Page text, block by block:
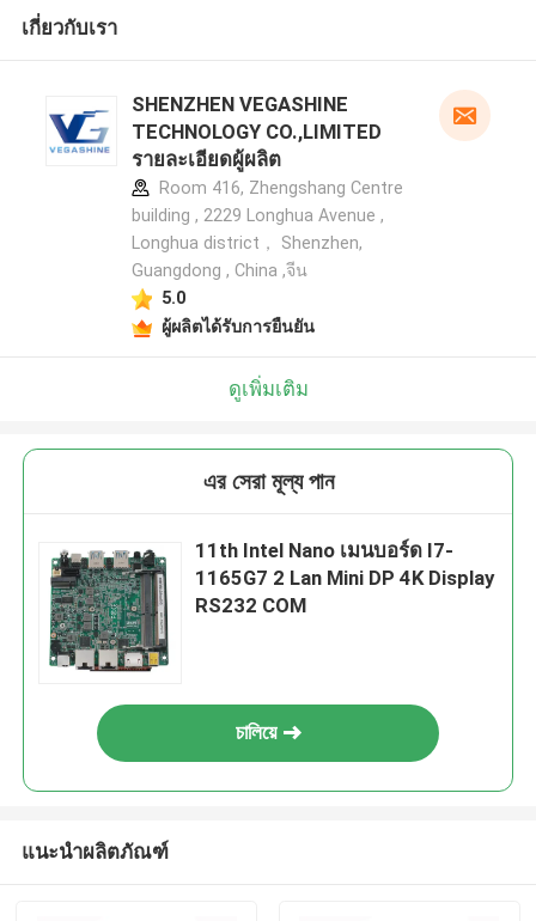
เกี่ยวกับเรา
SHENZHEN VEGASHINE
TECHNOLOGY CO.,LIMITED
รายละเอียดผู้ผลิต
Room 416, Zhengshang Centre
building , 2229 Longhua Avenue ,
Longhua district， Shenzhen,
Guangdong , China ,จีน
5.0
ผู้ผลิตได้รับการยืนยัน
ดูเพิ่มเติม
এর সেরা মূল্য পান
11th Intel Nano เมนบอร์ด I7-
1165G7 2 Lan Mini DP 4K Display
RS232 COM
চালিয়ে
แนะนำผลิตภัณฑ์